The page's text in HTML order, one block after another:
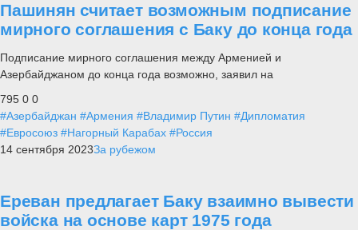
Пашинян считает возможным подписание
мирного соглашения с Баку до конца года
Подписание мирного соглашения между Арменией и
Азербайджаном до конца года возможно, заявил на
795 0 0
#Азербайджан #Армения #Владимир Путин #Дипломатия
#Евросоюз #Нагорный Карабах #Россия
14 сентября 2023За рубежом
Ереван предлагает Баку взаимно вывести
войска на основе карт 1975 года